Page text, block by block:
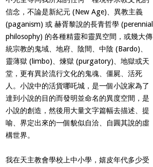
信念，不論是新紀元 (New Age)、異教主義
(paganism) 或 赫胥黎說的長青哲學 (perennial
philosophy) 的各種精靈和靈異空間，或幾大傳
統宗教的鬼域、地府、陰間、中陰 (Bardo)、
靈薄獄 (limbo)、煉獄 (purgatory)、地獄或天
堂，更有異於流行文化的鬼魂、僵屍、活死
人。小說中的活貨哪吒城，是一個小說家為了
達到小說的目的而發明並命名的異度空間，是
小說的創造，然後用大量文字篇幅去描述、提
喻、界定出來的一個貌似自洽、自圓其說的虛
構世界。
我在天主教會學校上中小學，嬉皮年代多少受